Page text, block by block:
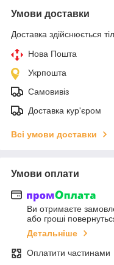
Умови доставки
Доставка здійснюється
Нова Пошта
Укрпошта
Самовивіз
Доставка кур'єром
Всі умови доставки
Умови оплати
Ви отримаєте
або гроші
Детальніше
Оплатити частинами